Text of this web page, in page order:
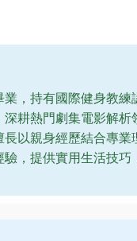
，持有國際健身教
耕熱門劇集電影解析
以親身經歷結合專業
，提供實用生活技